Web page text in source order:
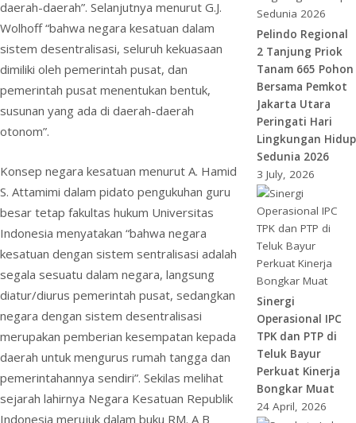
daerah-daerah”. Selanjutnya menurut G.J.
Wolhoff “bahwa negara kesatuan dalam
sistem desentralisasi, seluruh kekuasaan
dimiliki oleh pemerintah pusat, dan
pemerintah pusat menentukan bentuk,
susunan yang ada di daerah-daerah
otonom”.
Konsep negara kesatuan menurut A. Hamid
S. Attamimi dalam pidato pengukuhan guru
besar tetap fakultas hukum Universitas
Indonesia menyatakan “bahwa negara
kesatuan dengan sistem sentralisasi adalah
segala sesuatu dalam negara, langsung
diatur/diurus pemerintah pusat, sedangkan
negara dengan sistem desentralisasi
merupakan pemberian kesempatan kepada
daerah untuk mengurus rumah tangga dan
pemerintahannya sendiri”. Sekilas melihat
sejarah lahirnya Negara Kesatuan Republik
Indonesia merujuk dalam buku RM. A B
Pelindo Regional
2 Tanjung Priok
Tanam 665 Pohon
Bersama Pemkot
Jakarta Utara
Peringati Hari
Lingkungan Hidup
Sedunia 2026
3 July, 2026
Sinergi
Operasional IPC
TPK dan PTP di
Teluk Bayur
Perkuat Kinerja
Bongkar Muat
24 April, 2026